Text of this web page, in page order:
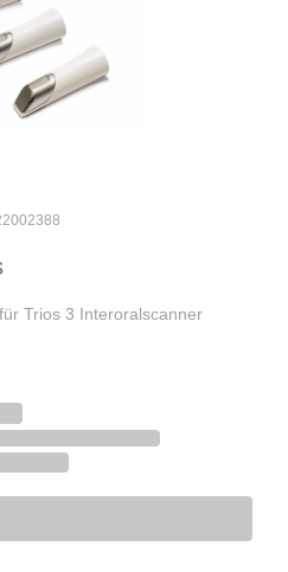
Trios 3 Interoralscanner